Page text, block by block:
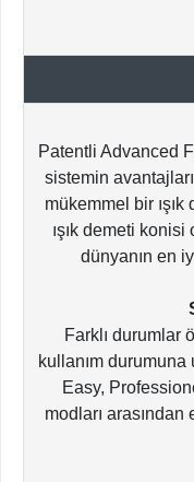
Patentli Advanced
sistemin
mükemmel bir
ışık demeti
dünyanın en
Farklı durumlar
kullanım durumuna
Easy,
modları arasından